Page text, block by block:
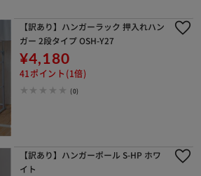
【訳あり】ハンガーラック 押入れハン
ガー 2段タイプ OSH-Y27
¥4,180
41ポイント(1倍)
(0)
【訳あり】ハンガーポール S-HP ホワ
イト